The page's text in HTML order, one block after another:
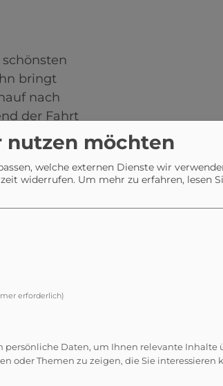
bringt
nach
der Fahrt
Maggiore
Aufstieg
zu
und
nutzen möchten
welche externen Dienste wir
widerrufen. Um mehr zu erfahren, lesen
erforderlich)
persönliche Daten, um Ihnen relevante Inhalte
oder Themen zu zeigen, die Sie interessieren